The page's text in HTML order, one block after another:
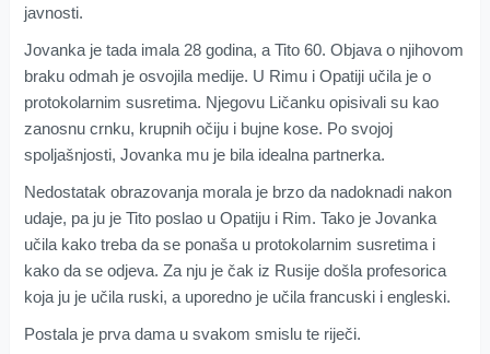
javnosti.
Jovanka je tada imala 28 godina, a Tito 60. Objava o njihovom
braku odmah je osvojila medije. U Rimu i Opatiji učila je o
protokolarnim susretima. Njegovu Ličanku opisivali su kao
zanosnu crnku, krupnih očiju i bujne kose. Po svojoj
spoljašnjosti, Jovanka mu je bila idealna partnerka.
Nedostatak obrazovanja morala je brzo da nadoknadi nakon
udaje, pa ju je Tito poslao u Opatiju i Rim. Tako je Jovanka
učila kako treba da se ponaša u protokolarnim susretima i
kako da se odjeva. Za nju je čak iz Rusije došla profesorica
koja ju je učila ruski, a uporedno je učila francuski i engleski.
Postala je prva dama u svakom smislu te riječi.